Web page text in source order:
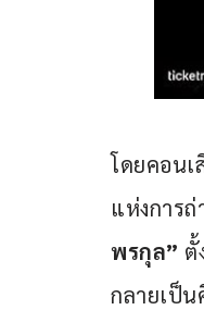
โดยคอนเ
แห่งการ
พรกุล” ตั้
กลายเป็น